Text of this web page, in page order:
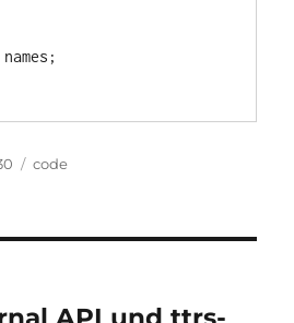
names;
Categories
code